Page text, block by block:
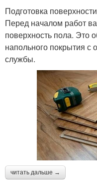
Подготовка поверхности
Перед началом работ
поверхность пола. Это
напольного покрытия с
службы.
читать дальше →